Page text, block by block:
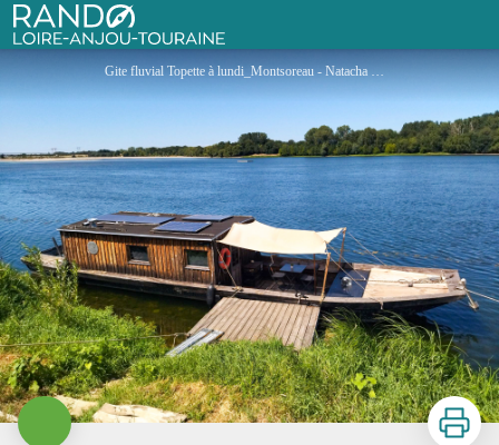
Rando Loire-Anjou-Touraine
Gite fluvial Topette à lundi
Gite fluvial Topette à lundi_Montsoreau - Natacha Masson
Imprimer